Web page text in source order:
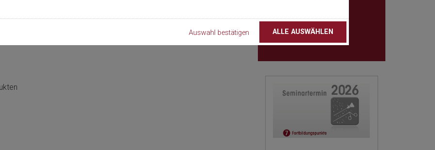
Auswahl bestätigen ALLE AUSWÄHLEN
und Endoskopen erfordert vom Pflegepersonal
kann eine deutliche Reduzierung der Servicekosten erzielt
81669 München
Germany